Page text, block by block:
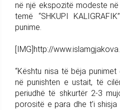
në një ekspozitë modeste
temë “SHKUPI
punime.
[IMG]http://
“Kështu nisa të bëja
në punishten e ustait, të
periudhë të shkurtër 2-3
porositë e para dhe t’i